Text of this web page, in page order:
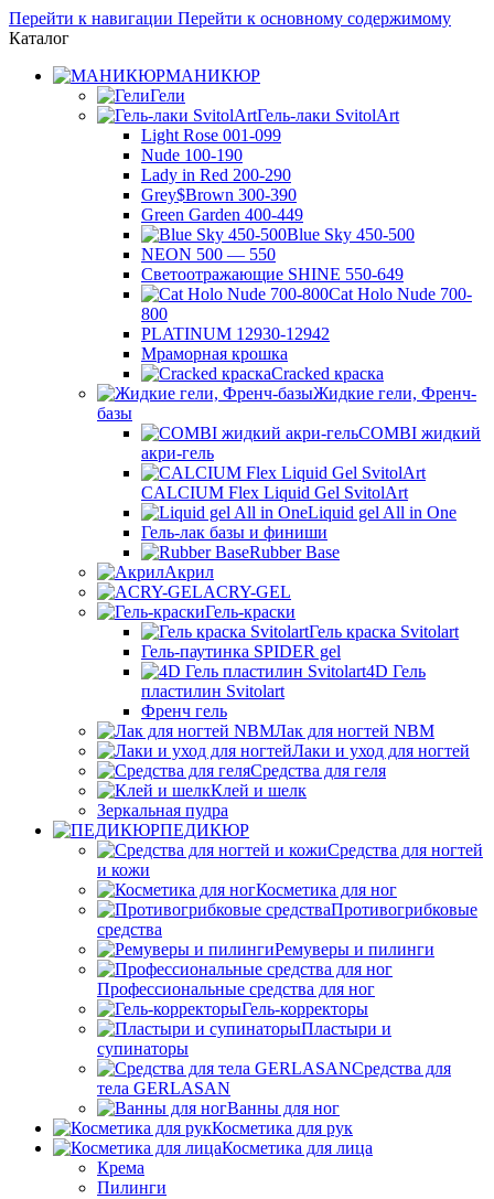
Перейти к навигации Перейти к основному содержимому
Каталог
МАНИКЮР
Гели
Гель-лаки SvitolArt
Light Rose 001-099
Nude 100-190
Lady in Red 200-290
Grey$Brown 300-390
Green Garden 400-449
Blue Sky 450-500
NEON 500 — 550
Светоотражающие SHINE 550-649
Cat Holo Nude 700-
800
PLATINUM 12930-12942
Мраморная крошка
Cracked краска
Жидкие гели, Френч-
базы
COMBI жидкий
акри-гель
CALCIUM Flex Liquid Gel SvitolArt
Liquid gel All in One
Гель-лак базы и финиши
Rubber Base
Акрил
ACRY-GEL
Гель-краски
Гель краска Svitolart
Гель-паутинка SPIDER gel
4D Гель
пластилин Svitolart
Френч гель
Лак для ногтей NBM
Лаки и уход для ногтей
Средства для геля
Клей и шелк
Зеркальная пудра
ПЕДИКЮР
Средства для ногтей
и кожи
Косметика для ног
Противогрибковые
средства
Ремуверы и пилинги
Профессиональные средства для ног
Гель-корректоры
Пластыри и
супинаторы
Средства для
тела GERLASAN
Ванны для ног
Косметика для рук
Косметика для лица
Крема
Пилинги